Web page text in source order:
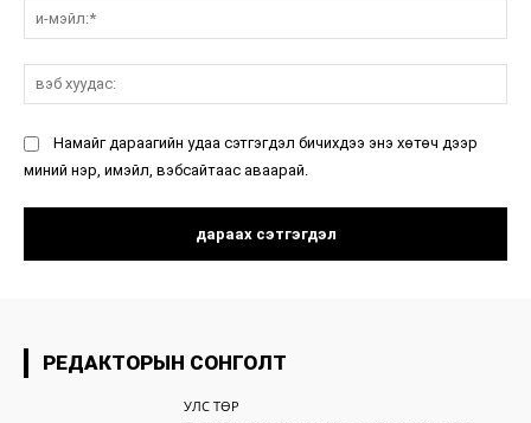
Намайг дараагийн удаа сэтгэгдэл бичихдээ энэ хөтөч дээр
миний нэр, имэйл, вэбсайтаас аваарай.
РЕДАКТОРЫН СОНГОЛТ
УЛС ТӨР